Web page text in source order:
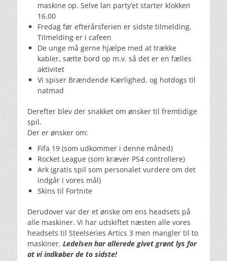
maskine op. Selve lan party’et starter klokken
16.00
Fredag før efterårsferien er sidste tilmelding.
Tilmelding er i cafeen
De unge må gerne hjælpe med at trække
kabler, sætte bord op m.v. så det er en fælles
aktivitet
Vi spiser Brændende Kærlighed, og hotdogs til
natmad
Derefter blev der snakket om ønsker til fremtidige
spil.
Der er ønsker om:
Fifa 19 (som udkommer i denne måned)
Rocket League (som kræver PS4 controllere)
Ark (gratis spil som personalet vurdere om det
indgår i vores mål)
Skins til Fortnite
Derudover var der et ønske om ens headsets på
alle maskiner. Vi har udskiftet næsten alle vores
headsets til Steelseries Artics 3 men mangler til to
maskiner. Ledelsen har allerede givet grønt lys for
at vi indkøber de to sidste!